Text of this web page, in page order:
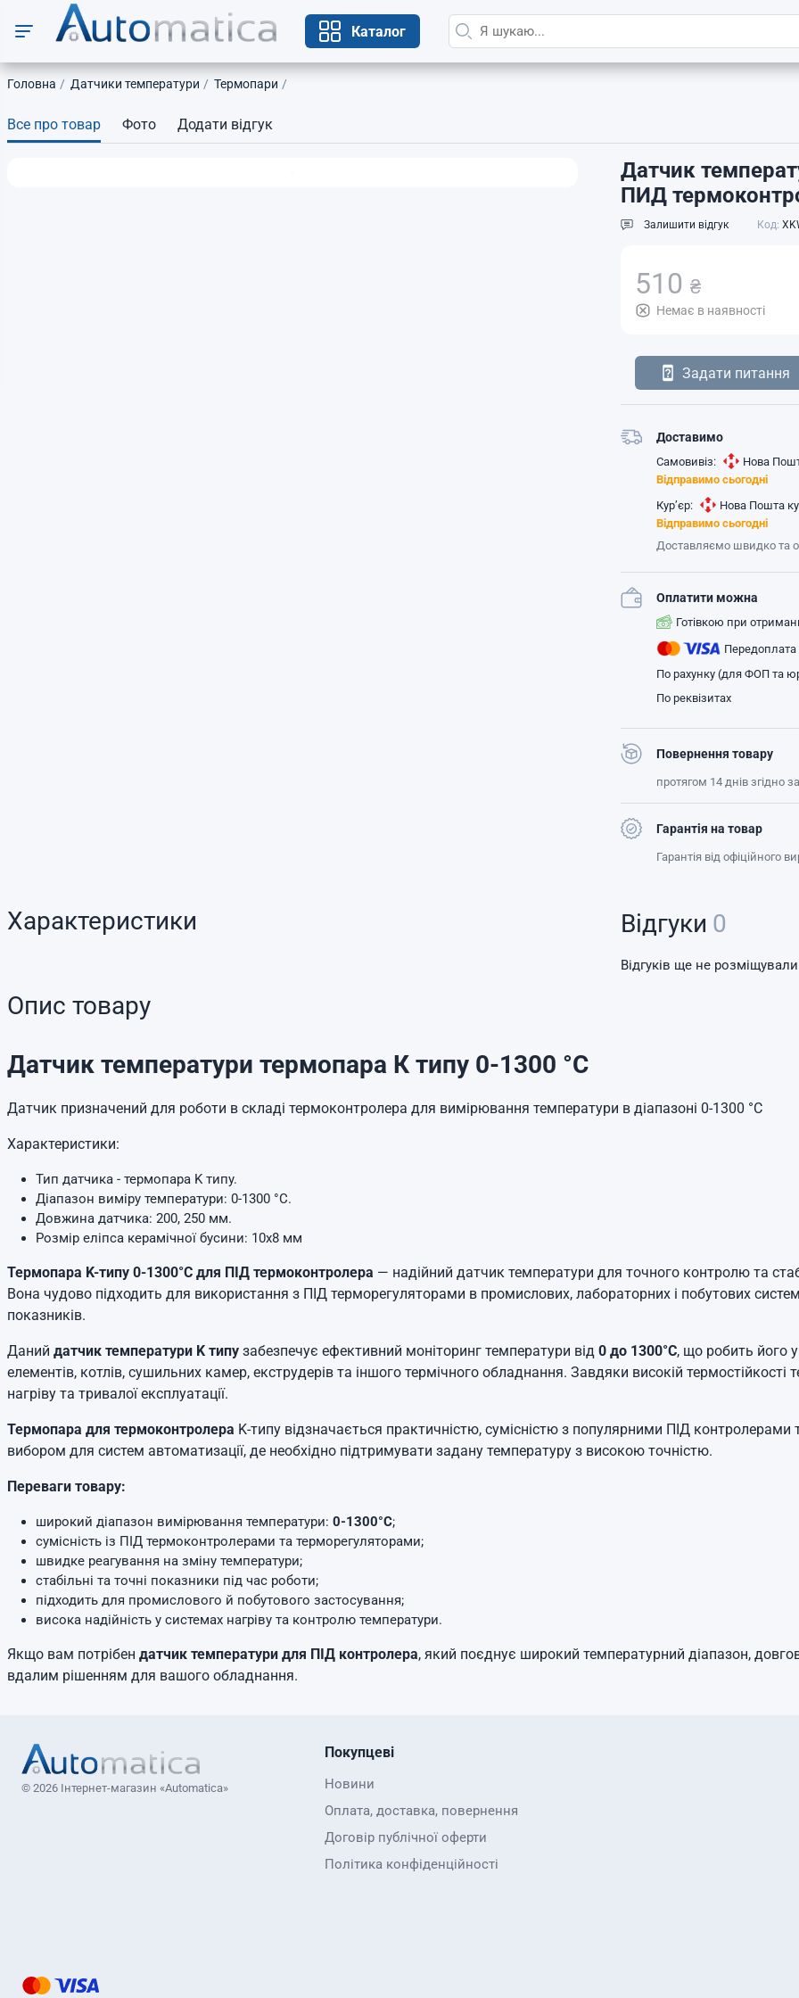
Каталог
Головна Датчики температури Термопари
Все про товар Фото Додати відгук
Датчик
ПИД
Залишити відгук Код:
510 ₴
Немає в наявності
Задати питання
Доставимо
Самовивіз:
Нова
Відправимо сьогодні
Кур’єр:
Нова Пошта
Відправимо сьогодні
Доставляємо швидко та
Оплатити можна
Готівкою при
По рахунку (для ФОП та
По реквізитах
Повернення товару
протягом 14 днів згідно
Гарантія на товар
Гарантія від офіційного
Характеристики Відгуки 0
Відгуків ще не розміщували
Опис товару
Датчик температури термопара К типу 0-1300 °C
Датчик призначений для роботи в складі термоконтролера для вимірювання температури в діапазоні 0-1300 °C
Характеристики:
Тип датчика - термопара K типу.
Діапазон виміру температури: 0-1300 °C.
Довжина датчика: 200, 250 мм.
Розмір еліпса керамічної бусини: 10x8 мм
Термопара K-типу 0-1300°C для ПІД термоконтролера — надійний датчик температури для точного контролю та
Вона чудово підходить для використання з ПІД терморегуляторами в промислових, лабораторних і побутових
показників.
Даний датчик температури K типу забезпечує ефективний моніторинг температури від 0 до 1300°C, що робить його
елементів, котлів, сушильних камер, екструдерів та іншого термічного обладнання. Завдяки високій
нагріву та тривалої експлуатації.
Термопара для термоконтролера K-типу відзначається практичністю, сумісністю з популярними ПІД
вибором для систем автоматизації, де необхідно підтримувати задану температуру з високою точністю.
Переваги товару:
широкий діапазон вимірювання температури: 0-1300°C;
сумісність із ПІД термоконтролерами та терморегуляторами;
швидке реагування на зміну температури;
стабільні та точні показники під час роботи;
підходить для промислового й побутового застосування;
висока надійність у системах нагріву та контролю температури.
Якщо вам потрібен датчик температури для ПІД контролера, який поєднує широкий температурний діапазон,
вдалим рішенням для вашого обладнання.
Покупцеві
Новини
Оплата, доставка, повернення
Договір публічної оферти
Політика конфіденційності
© 2026 Інтернет-магазин «Automatica»